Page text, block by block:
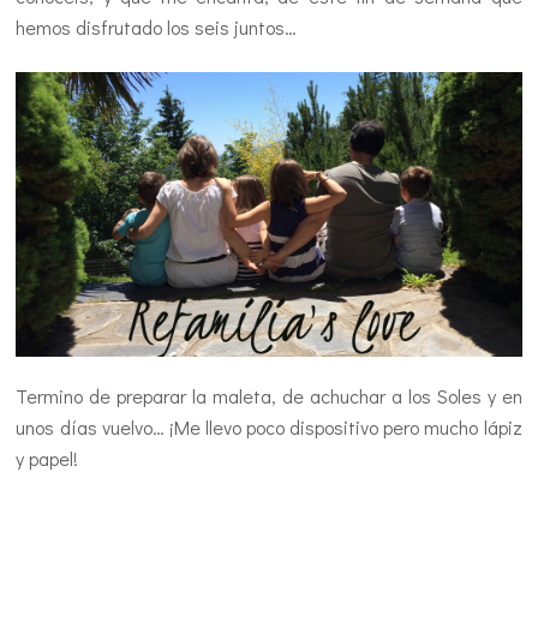
hemos disfrutado los seis juntos…
Termino de preparar la maleta, de achuchar a los Soles y en
unos días vuelvo… ¡Me llevo poco dispositivo pero mucho lápiz
y papel!